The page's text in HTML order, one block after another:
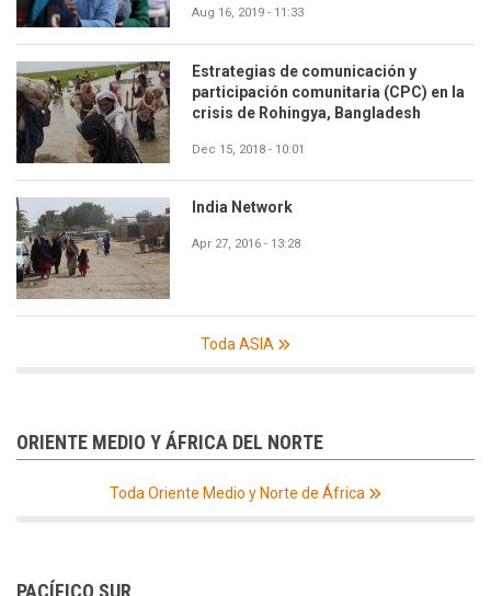
Aug 16, 2019 - 11:33
Estrategias de comunicación y
participación comunitaria (CPC) en la
crisis de Rohingya, Bangladesh
Dec 15, 2018 - 10:01
India Network
Apr 27, 2016 - 13:28
Toda ASIA
ORIENTE MEDIO Y ÁFRICA DEL NORTE
Toda Oriente Medio y Norte de África
PACÍFICO SUR